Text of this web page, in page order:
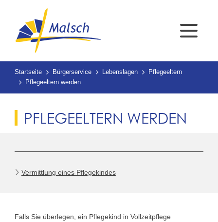
Startseite Bürgerservice Lebenslagen
Pflegeeltern
Pflegeeltern werden
PFLEGEELTERN WERDEN
Vermittlung eines Pflegekindes
Falls Sie überlegen, ein Pflegekind in Vollzeitpflege